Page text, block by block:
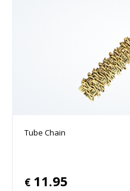
Tube Chain
€ 11.95